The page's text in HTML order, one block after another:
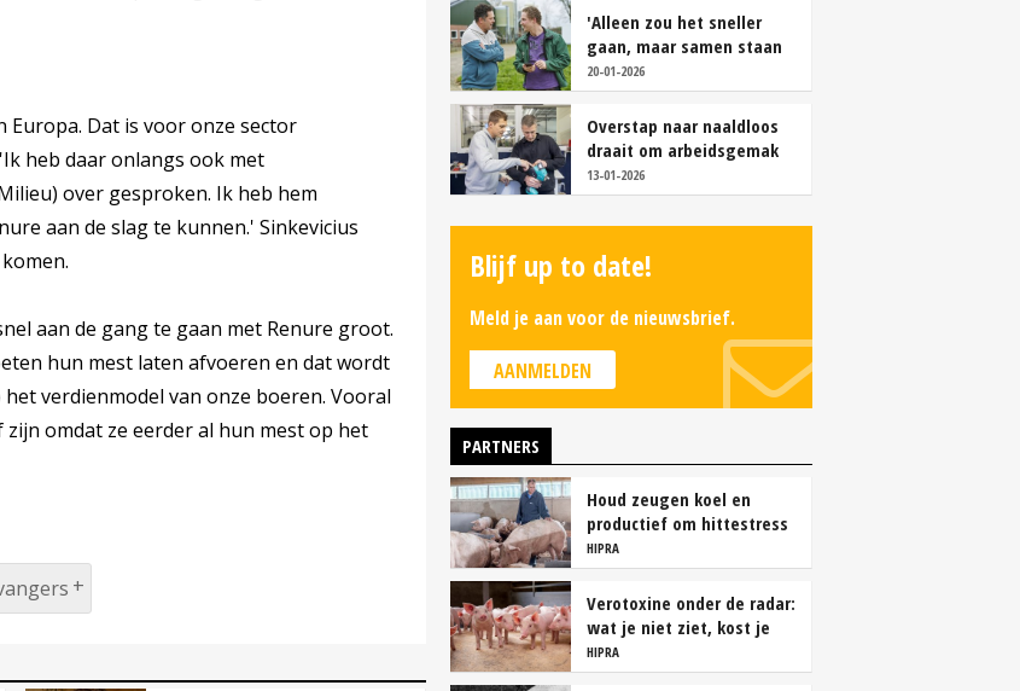
Dat is voor onze sector
heb daar onlangs ook met
over gesproken. Ik heb hem
aan de slag te kunnen.' Sinkevicius
aan de gang te gaan met Renure groot.
hun mest laten afvoeren en dat wordt
verdienmodel van onze boeren. Vooral
omdat ze eerder al hun mest op het
'Alleen zou het sneller
gaan, maar samen staan
we stukken sterker'
20-01-2026
Overstap naar naaldloos
draait om arbeidsgemak
en diervriendelijkheid
13-01-2026
Blijf up to date!
Meld je aan voor de nieuwsbrief.
AANMELDEN
PARTNERS
Houd zeugen koel en
productief om hittestress
te voorkomen
HIPRA
Verotoxine onder de radar:
wat je niet ziet, kost je
wel geld
HIPRA